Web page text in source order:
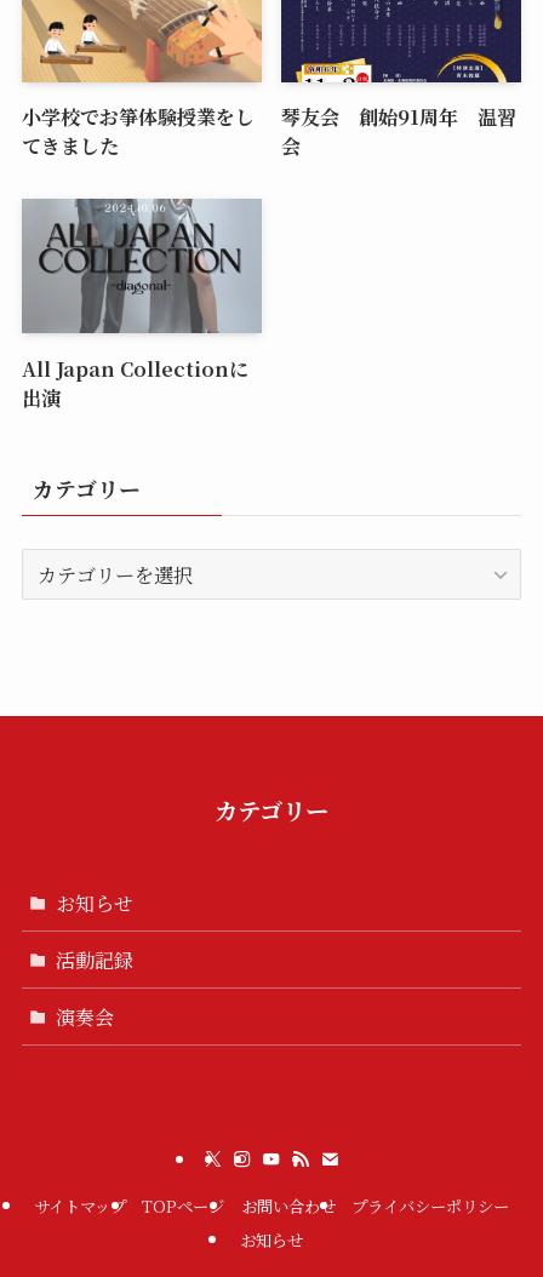
小学校でお箏体験授業をし
てきました
琴友会 創始91周年 温習
会
All Japan Collectionに
出演
カテゴリー
テ
カテゴリー
お知らせ
活動記録
演奏会
サイトマップ TOPページ お問い合わせ
プライバシーポリシー
お知らせ